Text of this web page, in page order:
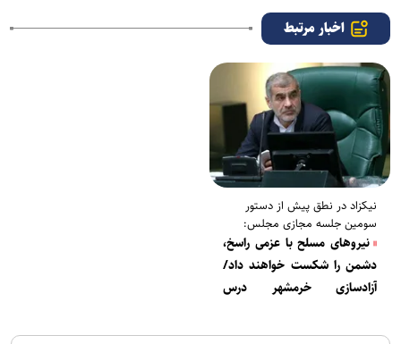
اخبار مرتبط
نیکزاد در نطق پیش از دستور
سومین جلسه مجازی مجلس:
نیروهای مسلح با عزمی راسخ،
دشمن را شکست خواهند داد/
آزادسازی خرمشهر درس
بود